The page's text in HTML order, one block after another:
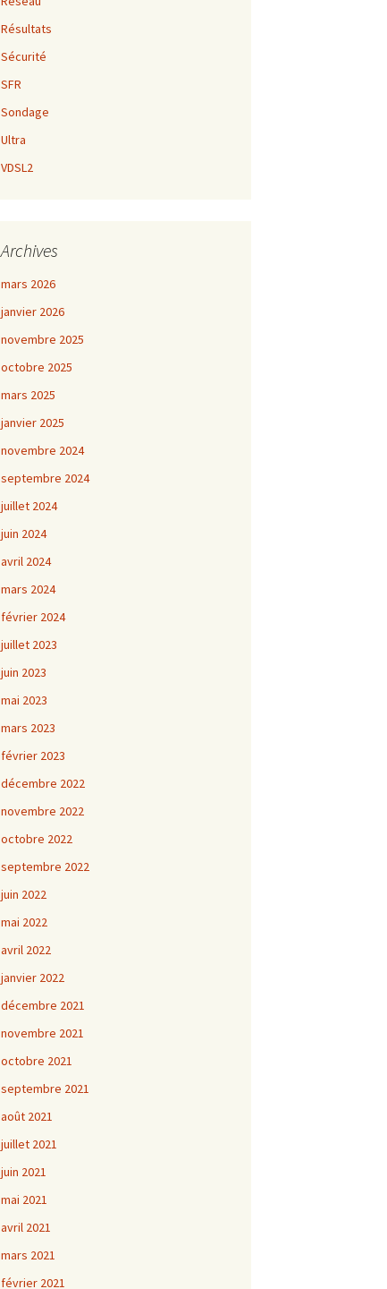
Résultats
Sécurité
SFR
Sondage
Ultra
VDSL2
Archives
mars 2026
janvier 2026
novembre 2025
octobre 2025
mars 2025
janvier 2025
novembre 2024
septembre 2024
juillet 2024
juin 2024
avril 2024
mars 2024
février 2024
juillet 2023
juin 2023
mai 2023
mars 2023
février 2023
décembre 2022
novembre 2022
octobre 2022
septembre 2022
juin 2022
mai 2022
avril 2022
janvier 2022
décembre 2021
novembre 2021
octobre 2021
septembre 2021
août 2021
juillet 2021
juin 2021
mai 2021
avril 2021
mars 2021
février 2021